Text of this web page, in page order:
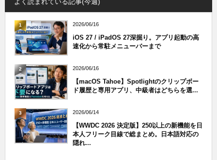
1 2026/06/16
iOS 27 / iPadOS 27深掘り。アプリ起動の高
速化から常駐メニューバーまで
2 2026/06/16
【macOS Tahoe】Spotlightのクリップボー
ド履歴と専用アプリ、中級者はどちらを選...
3 2026/06/14
【WWDC 2026 決定版】250以上の新機能を日
本人フリーク目線で総まとめ。日本語対応の
隠れ...